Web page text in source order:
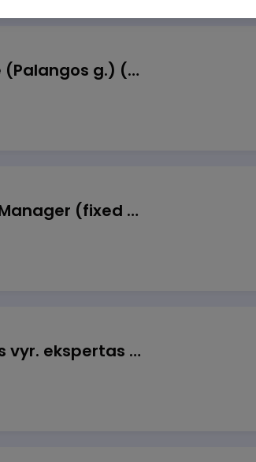
Valytojas (-a) Marijampolėje (Palangos g.) (0,25 etatu)
Talent Development Project Manager (fixed term - 1.5 years)
Veiklos užtikrinimo ir atitikties vyr. ekspertas (-ė) (Radviliškis) (Radviliškis, LT)